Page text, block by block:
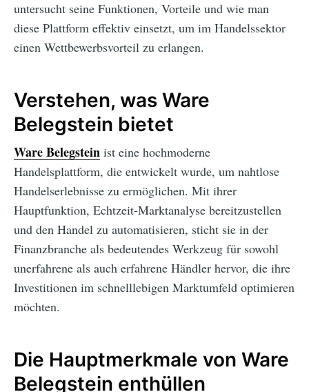
untersucht seine Funktionen, Vorteile und wie man
diese Plattform effektiv einsetzt, um im Handelssektor
einen Wettbewerbsvorteil zu erlangen.
Verstehen, was Ware
Belegstein bietet
Ware Belegstein ist eine hochmoderne
Handelsplattform, die entwickelt wurde, um nahtlose
Handelserlebnisse zu ermöglichen. Mit ihrer
Hauptfunktion, Echtzeit-Marktanalyse bereitzustellen
und den Handel zu automatisieren, sticht sie in der
Finanzbranche als bedeutendes Werkzeug für sowohl
unerfahrene als auch erfahrene Händler hervor, die ihre
Investitionen im schnelllebigen Marktumfeld optimieren
möchten.
Die Hauptmerkmale von Ware
Belegstein enthüllen